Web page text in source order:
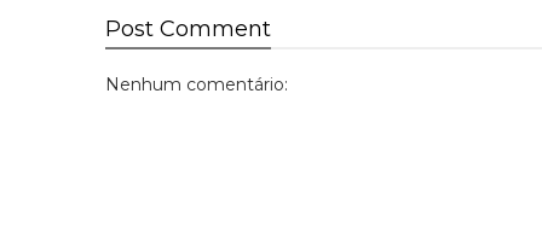
Post Comment
Nenhum comentário: